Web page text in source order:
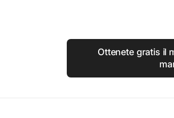
Ottenete gratis il